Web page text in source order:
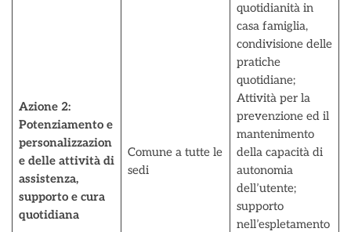
Azione 2:
Potenziamento e
personalizzazion
e delle attività di
assistenza,
supporto e cura
quotidiana
Comune a tutte le
sedi
quotidianità in
casa famiglia,
condivisione delle
pratiche
quotidiane;
Attività per la
prevenzione ed il
mantenimento
della capacità di
autonomia
dell’utente;
supporto
nell’espletamento